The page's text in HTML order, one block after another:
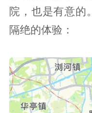
院，也是有意的
隔绝的体验：